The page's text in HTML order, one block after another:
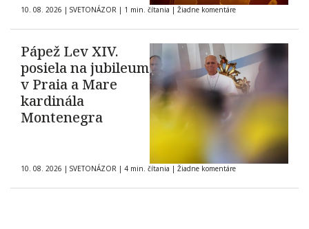
10. 08. 2026 | SVETONÁZOR | 1 min. čítania | Žiadne komentáre
Pápež Lev XIV.
posiela na jubileum
v Praia a Mare
kardinála
Montenegra
10. 08. 2026 | SVETONÁZOR | 4 min. čítania | Žiadne komentáre